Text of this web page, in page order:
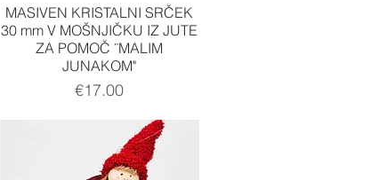
Quick View
MASIVEN KRISTALNI SRČEK
30 mm V MOŠNJIČKU IZ JUTE
ZA POMOČ ¨MALIM
JUNAKOM"
Price
€17.00